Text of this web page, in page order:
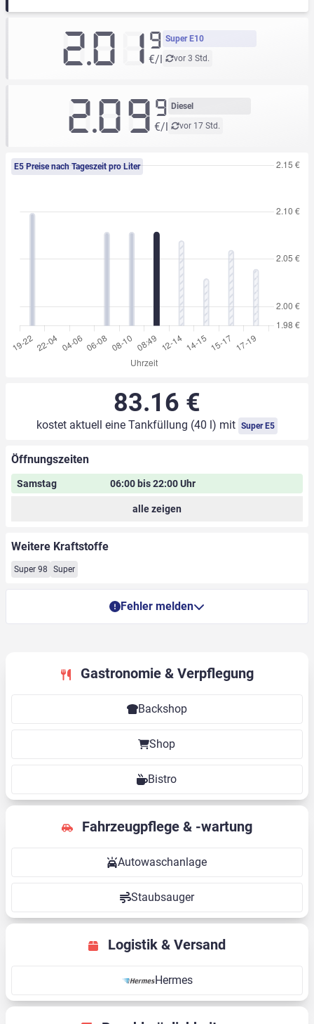
Super E10
vor 3 Std.
2.019
€/l
Diesel
vor 17 Std.
2.099
€/l
E5 Preise nach Tageszeit pro Liter
83.16 €
kostet aktuell eine Tankfüllung (40 l) mit Super E5
Öffnungszeiten
Samstag 06:00 bis 22:00 Uhr
alle zeigen
Weitere Kraftstoffe
Super 98 Super
Fehler melden
Gastronomie & Verpflegung
Backshop
Shop
Bistro
Fahrzeugpflege & -wartung
Autowaschanlage
Staubsauger
Logistik & Versand
Hermes